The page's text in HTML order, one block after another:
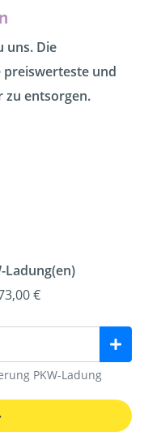
uns. Die
preiswerteste und
zu entsorgen.
Ladung(en)
€
PKW-Ladung